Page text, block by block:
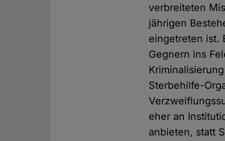
verbreiteten
jährigen
eingetreten ist.
Gegnern ins
Sterbehilfe-
eher an
anbieten, statt